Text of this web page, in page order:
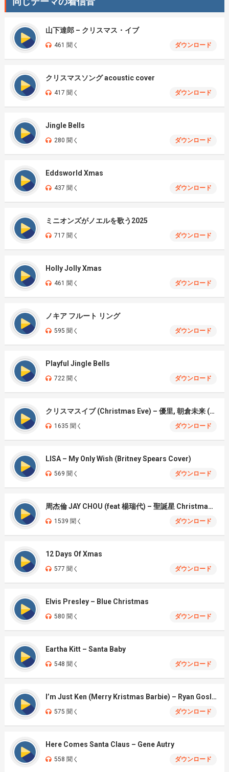
山下達郎 – クリスマス・イブ
461 聞く ダウンロード
クリスマスソング acoustic cover
417 聞く ダウンロード
Jingle Bells
280 聞く ダウンロード
Eddsworld Xmas
437 聞く ダウンロード
ミニオンズがノエルを歌う2025
717 聞く ダウンロード
Holly Jolly Xmas
461 聞く ダウンロード
ノキア フルート リング
595 聞く ダウンロード
Playful Jingle Bells
722 聞く ダウンロード
クリスマスイブ (Christmas Eve) – 優里, 朝倉未来 (Yury, Mirai Asakura) net)
1635 聞く ダウンロード
LISA – My Only Wish (Britney Spears Cover)
569 聞く ダウンロード
周杰倫 JAY CHOU (feat 楊瑞代) – 聖誕星 Christmas Star
1539 聞く ダウンロード
12 Days Of Xmas
577 聞く ダウンロード
Elvis Presley – Blue Christmas
580 聞く ダウンロード
Eartha Kitt – Santa Baby
548 聞く ダウンロード
I’m Just Ken (Merry Kristmas Barbie) – Ryan Gosling & Mark Ronson
575 聞く ダウンロード
Here Comes Santa Claus – Gene Autry
558 聞く ダウンロード